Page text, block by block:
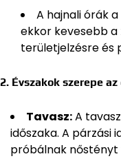
A hajnali órák
ekkor kevesebb a
területjelzésre és
2. Évszakok szerepe
Tavasz:A
időszaka. A párzási
próbálnak nőstényt